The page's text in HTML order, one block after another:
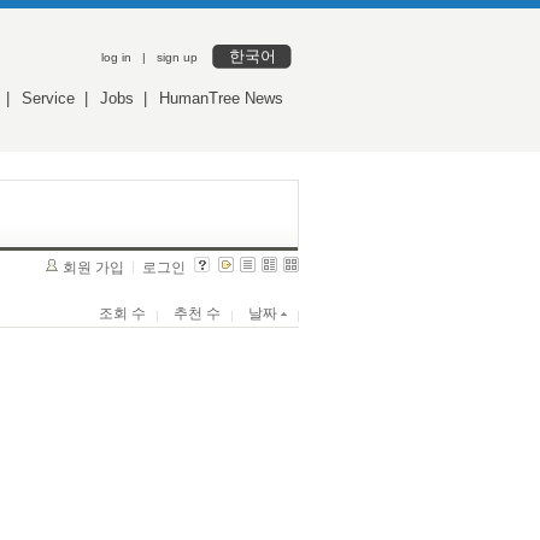
log in | sign up 한국어
Service Jobs HumanTree News
회원 가입 로그인
조회 수 추천 수 날짜